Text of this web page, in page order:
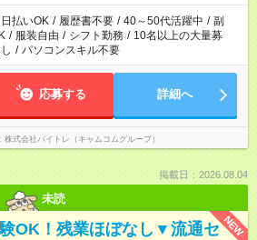
日払いOK / 履歴書不要 / 40～50代活躍中 / 副
/ 服装自由 / シフト勤務 / 10名以上の大量募
/ パソコンスキル不要
応募する 詳細へ
株式会社バイトレ（キャムコムグループ）
掲載日：2026.08.04
未読
NEW
験OK！残業ほぼなし▼流通セ